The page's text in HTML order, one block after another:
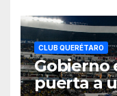
CLUB QUERÉTARO
Gobierno
puerta a